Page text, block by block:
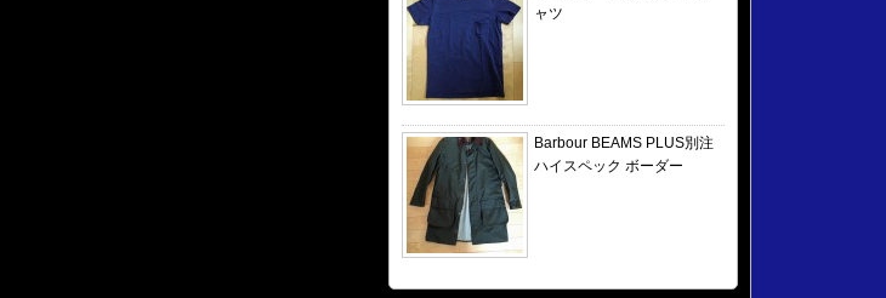
ャツ
Barbour BEAMS PLUS別注
ハイスペック ボーダー